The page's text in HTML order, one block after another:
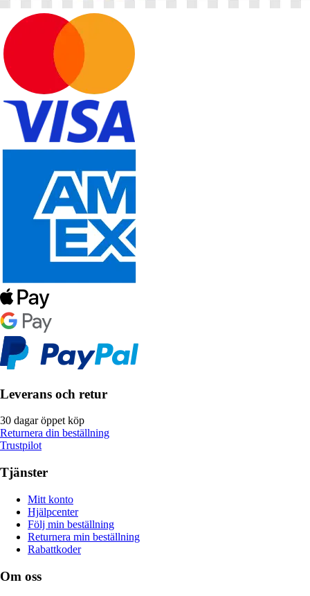
Leverans och retur
30 dagar öppet köp
Returnera din beställning
Trustpilot
Tjänster
Mitt konto
Hjälpcenter
Följ min beställning
Returnera min beställning
Rabattkoder
Om oss